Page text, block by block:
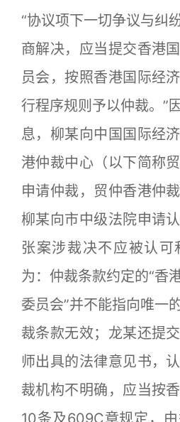
“协议项下一切争议与纠
商解决，应当提交香港
员会，按照香港国际经
行程序规则予以仲裁。”
息，柳某向中国国际经
港仲裁中心（以下简称
申请仲裁，贸仲香港仲
柳某向市中级法院申请
张案涉裁决不应被认可
为：仲裁条款约定的“香
委员会”并不能指向唯一
裁条款无效；龙某还提
师出具的法律意见书，
裁机构不明确，应当按
10条及609C章规定，